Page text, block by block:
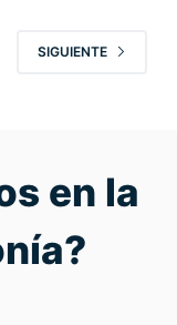
SIGUIENTE
en la